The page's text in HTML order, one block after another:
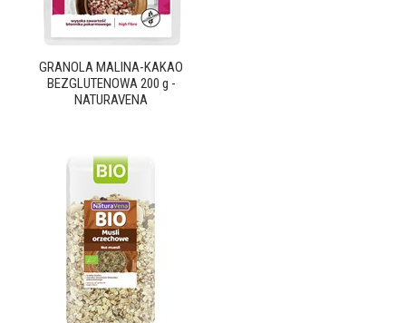
GRANOLA MALINA-KAKAO
BEZGLUTENOWA 200 g -
NATURAVENA